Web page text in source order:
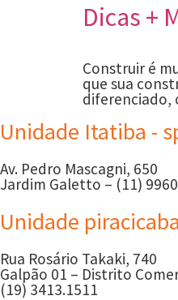
Dicas +
Construir é
que sua
diferenciado,
Unidade Itatiba -
Av. Pedro Mascagni, 650
Jardim Galetto – (11)
Unidade
Rua Rosário Takaki, 740
Galpão 01 – Distrito
(19) 3413.1511